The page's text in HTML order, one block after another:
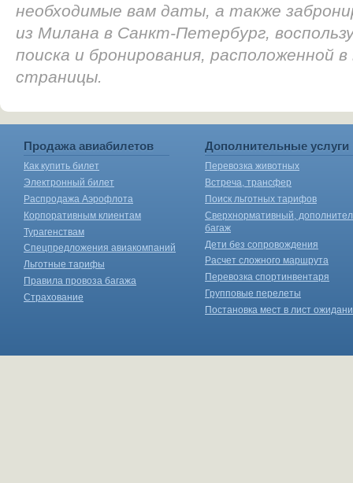
необходимые вам даты, а также
из Милана в Санкт-Петербург,
поиска и бронирования, расположенной
страницы.
Продажа авиабилетов
Как купить билет
Электронный билет
Распродажа Аэрофлота
Корпоративным клиентам
Турагенствам
Спецпредложения авиакомпаний
Льготные тарифы
Правила провоза багажа
Страхование
Дополнительные услуги
Перевозка животных
Встреча, трансфер
Поиск льготных тарифов
Сверхнормативный,
багаж
Дети без сопровождения
Расчет сложного маршрута
Перевозка спортинвентаря
Групповые перелеты
Постановка мест в лист